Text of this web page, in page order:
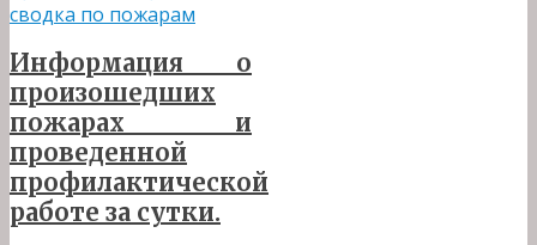
сводка по пожарам
Информация о
произошедших
пожарах и
проведенной
профилактической
работе за сутки.